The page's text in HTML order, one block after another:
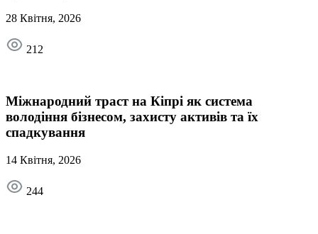
28 Квітня, 2026
212
Міжнародний траст на Кіпрі як система
володіння бізнесом, захисту активів та їх
спадкування
14 Квітня, 2026
244